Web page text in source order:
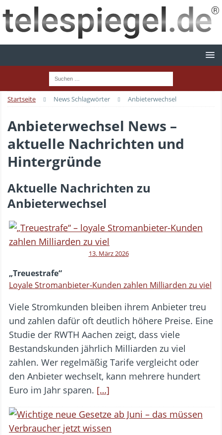
Startseite News Schlagwörter Anbieterwechsel
Anbieterwechsel News –
aktuelle Nachrichten und
Hintergründe
Aktuelle Nachrichten zu
Anbieterwechsel
13. März 2026
„Treuestrafe“
Loyale Stromanbieter-Kunden zahlen Milliarden zu viel
Viele Stromkunden bleiben ihrem Anbieter treu
und zahlen dafür oft deutlich höhere Preise. Eine
Studie der RWTH Aachen zeigt, dass viele
Bestandskunden jährlich Milliarden zu viel
zahlen. Wer regelmäßig Tarife vergleicht oder
den Anbieter wechselt, kann mehrere hundert
Euro im Jahr sparen. […]